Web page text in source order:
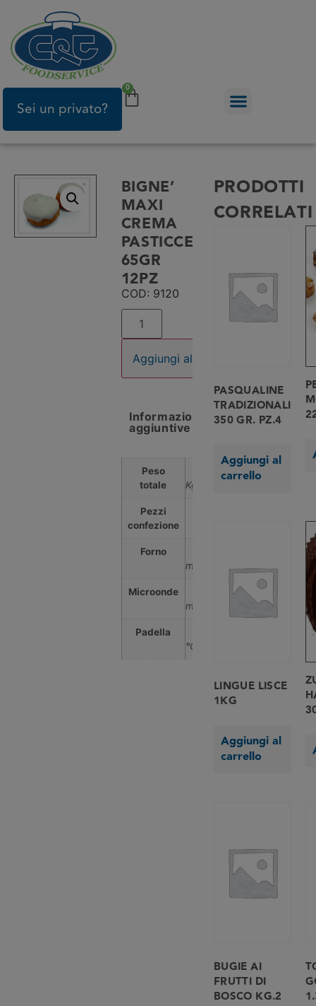
Sei un privato?
0
BIGNE’
MAXI
CREMA
PASTICCERA
65GR
12PZ
COD: 9120
Aggiungi al carrello
Informazioni
aggiuntive
Peso
totale
Kg
Pezzi
confezione
Forno
min
Microonde
min
Padella
°C
PRODOTTI
CORRELATI
PASQUALINE
TRADIZIONALI
350 GR. PZ.4
Aggiungi al
carrello
LINGUE LISCE
1KG
Aggiungi al
carrello
BUGIE AI
FRUTTI DI
BOSCO KG.2